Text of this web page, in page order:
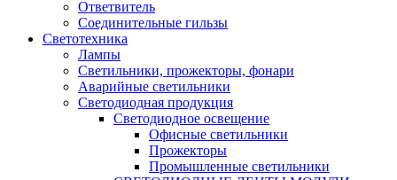
Ответвитель
Соединительные гильзы
Светотехника
Лампы
Светильники, прожекторы, фонари
Аварийные светильники
Светодиодная продукция
Светодиодное освещение
Офисные светильники
Прожекторы
Промышленные светильники